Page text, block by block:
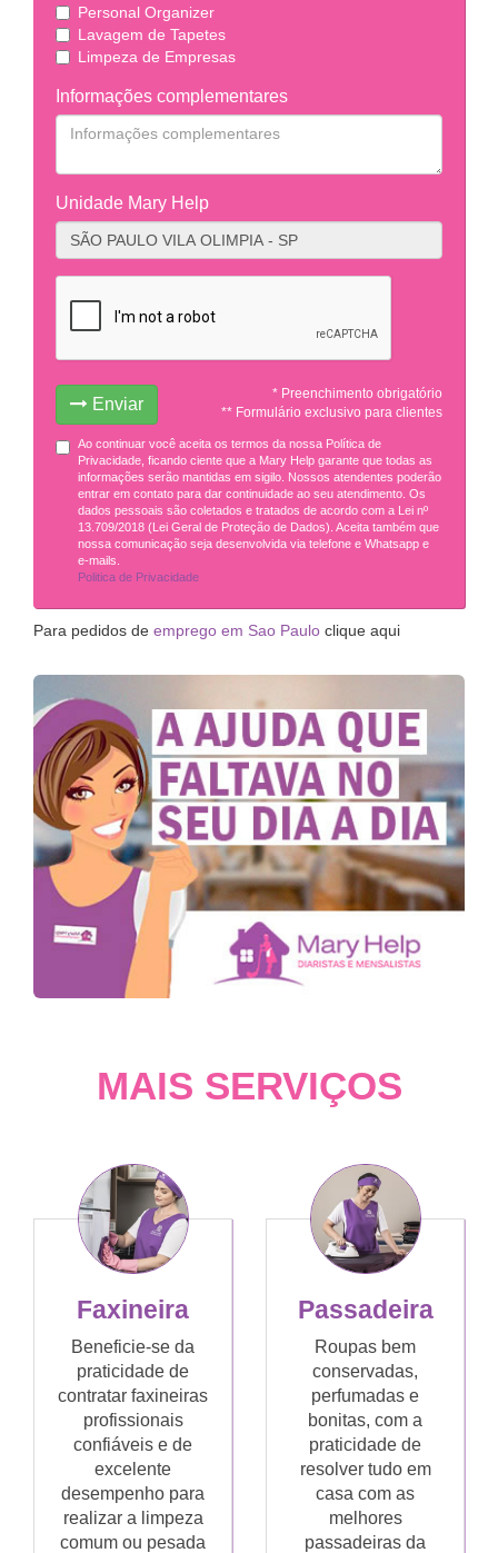
Personal Organizer
Lavagem de Tapetes
Limpeza de Empresas
Informações complementares
Unidade Mary Help
Enviar
* Preenchimento obrigatório
** Formulário exclusivo para clientes
Ao continuar você aceita os termos da nossa Política de
Privacidade, ficando ciente que a Mary Help garante que todas as
informações serão mantidas em sigilo. Nossos atendentes poderão
entrar em contato para dar continuidade ao seu atendimento. Os
dados pessoais são coletados e tratados de acordo com a Lei nº
13.709/2018 (Lei Geral de Proteção de Dados). Aceita também que
nossa comunicação seja desenvolvida via telefone e Whatsapp e
e-mails.
Politica de Privacidade
Para pedidos de emprego em Sao Paulo clique aqui
MAIS SERVIÇOS
Faxineira
Beneficie-se da
praticidade de
contratar faxineiras
profissionais
confiáveis e de
excelente
desempenho para
realizar a limpeza
comum ou pesada
Passadeira
Roupas bem
conservadas,
perfumadas e
bonitas, com a
praticidade de
resolver tudo em
casa com as
melhores
passadeiras da